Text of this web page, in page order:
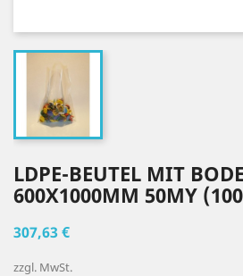
LDPE-BEUTEL MIT
600X1000MM 50MY
307,63 €
zzgl. MwSt.